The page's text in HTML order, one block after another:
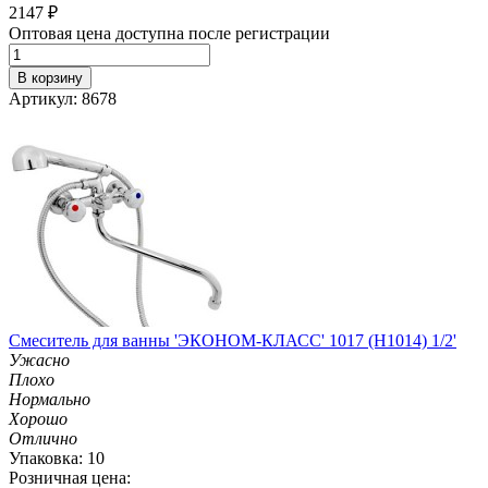
2147 ₽
Оптовая цена доступна после регистрации
В корзину
Артикул: 8678
Смеситель для ванны 'ЭКОНОМ-КЛАСС' 1017 (H1014) 1/2'
Ужасно
Плохо
Нормально
Хорошо
Отлично
Упаковка: 10
Розничная цена: